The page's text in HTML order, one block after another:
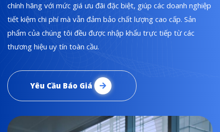
chính hãng với mức giá ưu đãi đặc biệt, giúp các doanh nghiệp
tiết kiệm chi phí mà vẫn đảm bảo chất lượng cao cấp. Sản
phẩm của chúng tôi đều được nhập khẩu trực tiếp từ các
thương hiệu uy tín toàn cầu.
Yêu Cầu Báo Giá